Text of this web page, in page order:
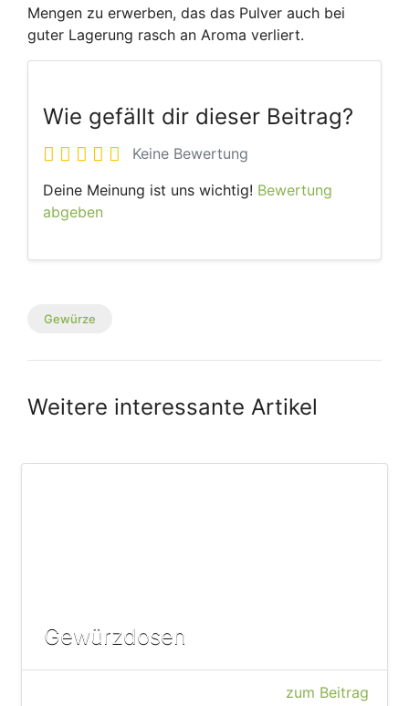
Mengen zu erwerben, das das Pulver auch bei
guter Lagerung rasch an Aroma verliert.
Wie gefällt dir dieser Beitrag?
Keine Bewertung
Deine Meinung ist uns wichtig! Bewertung
abgeben
Gewürze
Weitere interessante Artikel
Gewürzdosen
zum Beitrag